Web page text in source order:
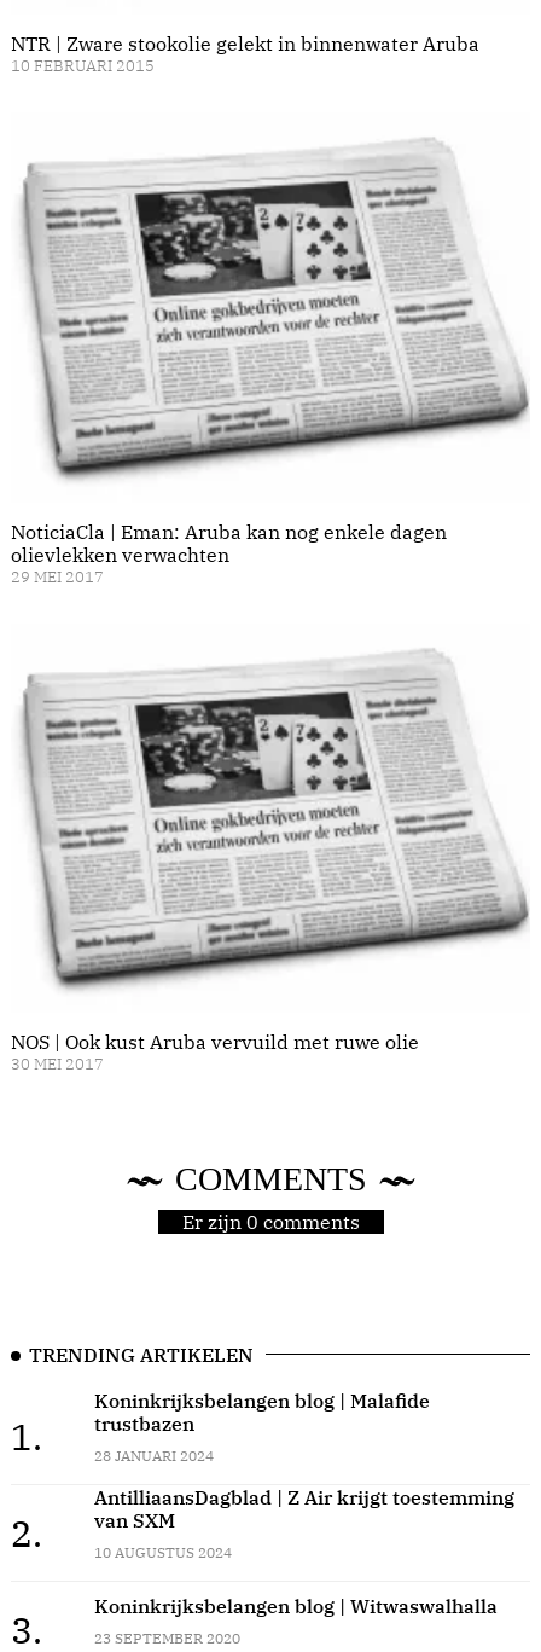
NTR | Zware stookolie gelekt in binnenwater Aruba
10 FEBRUARI 2015
NoticiaCla | Eman: Aruba kan nog enkele dagen
olievlekken verwachten
29 MEI 2017
NOS | Ook kust Aruba vervuild met ruwe olie
30 MEI 2017
COMMENTS
Er zijn 0 comments
TRENDING ARTIKELEN
1.
Koninkrijksbelangen blog | Malafide
trustbazen
28 JANUARI 2024
2.
AntilliaansDagblad | Z Air krijgt toestemming
van SXM
10 AUGUSTUS 2024
3.
Koninkrijksbelangen blog | Witwaswalhalla
23 SEPTEMBER 2020